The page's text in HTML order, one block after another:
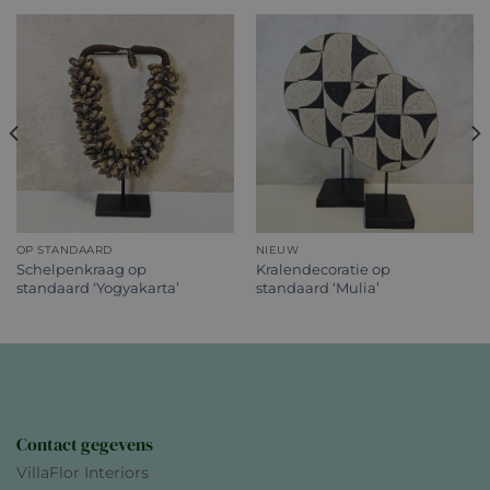
OP STANDAARD
Schelpenkraag op
standaard ‘Yogyakarta’
NIEUW
Kralendecoratie op
standaard ‘Mulia’
Contact gegevens
VillaFlor Interiors